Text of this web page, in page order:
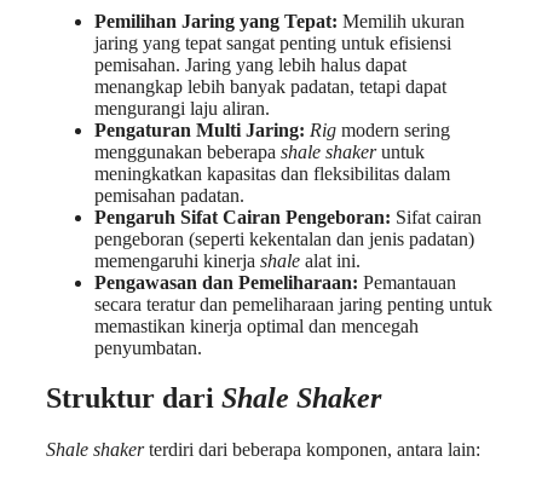
Pemilihan Jaring yang Tepat: Memilih ukuran
jaring yang tepat sangat penting untuk efisiensi
pemisahan. Jaring yang lebih halus dapat
menangkap lebih banyak padatan, tetapi dapat
mengurangi laju aliran.
Pengaturan Multi Jaring: Rig modern sering
menggunakan beberapa shale shakeruntuk
meningkatkan kapasitas dan fleksibilitas dalam
pemisahan padatan.
Pengaruh Sifat Cairan Pengeboran: Sifat cairan
pengeboran (seperti kekentalan dan jenis padatan)
memengaruhi kinerja shale alat ini.
Pengawasan dan Pemeliharaan: Pemantauan
secara teratur dan pemeliharaan jaring penting untuk
memastikan kinerja optimal dan mencegah
penyumbatan.
Struktur dari Shale Shaker
Shale shakerterdiri dari beberapa komponen, antara lain: